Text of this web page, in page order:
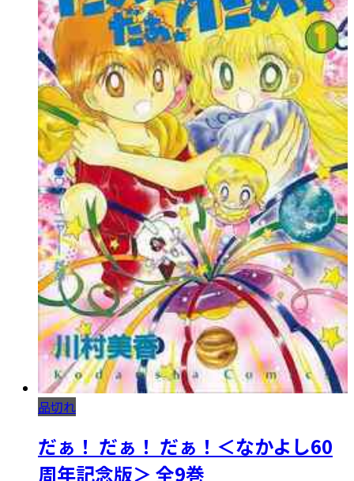
品切れ
だぁ！ だぁ！ だぁ！＜なかよし60
周年記念版＞ 全9巻